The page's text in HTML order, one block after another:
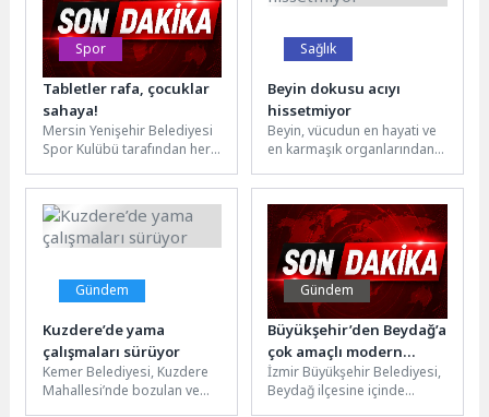
Spor
Tabletler rafa, çocuklar
sahaya!
Mersin Yenişehir Belediyesi
Spor Kulübü tarafından her
düzenlenen Yaz Spor
Okulları, bu...
Sağlık
Beyin dokusu acıyı
hissetmiyor
Beyin, vücudun en hayati ve
en karmaşık organlarından
düşünceleri yönetir. Ağrıyı...
Gündem
Kuzdere’de yama
çalışmaları sürüyor
Kemer Belediyesi, Kuzdere
Mahallesi’nde bozulan ve
Gündem
Büyükşehir’den Beydağ’a
çok amaçlı modern
hizmet kompleksi
İzmir Büyükşehir Belediyesi,
Beydağ ilçesine içinde